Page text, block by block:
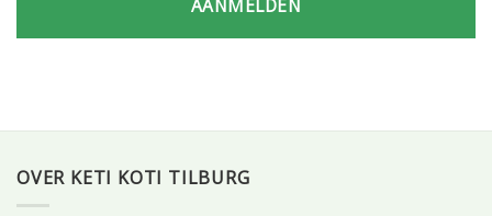
AANMELDEN
OVER KETI KOTI TILBURG